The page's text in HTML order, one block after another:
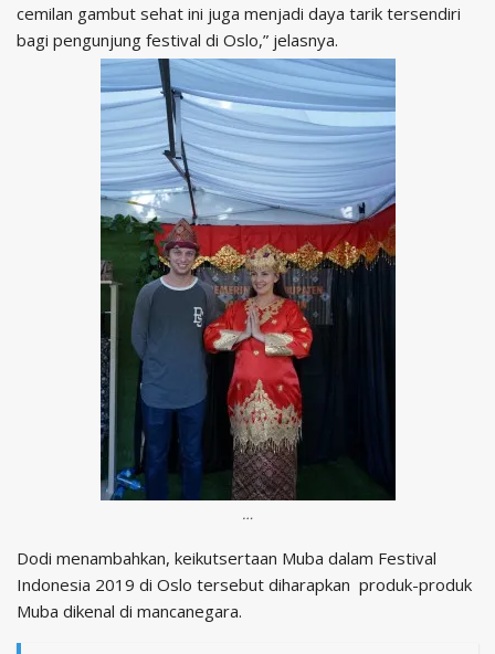
cemilan gambut sehat ini juga menjadi daya tarik tersendiri
bagi pengunjung festival di Oslo,” jelasnya.
…
Dodi menambahkan, keikutsertaan Muba dalam Festival
Indonesia 2019 di Oslo tersebut diharapkan produk-produk
Muba dikenal di mancanegara.